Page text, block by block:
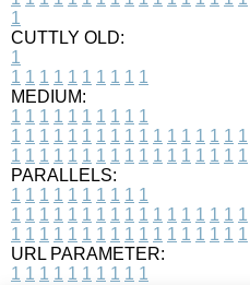
1
CUTTLY OLD:
1
1 1 1 1 1 1 1 1 1 1
MEDIUM:
1 1 1 1 1 1 1 1 1 1
1 1 1 1 1 1 1 1 1 1 1 1 1 1 1 1 1
1 1 1 1 1 1 1 1 1 1 1 1 1 1 1 1 1
PARALLELS:
1 1 1 1 1 1 1 1 1 1
1 1 1 1 1 1 1 1 1 1 1 1 1 1 1 1 1
1 1 1 1 1 1 1 1 1 1 1 1 1 1 1 1 1
URL PARAMETER:
1 1 1 1 1 1 1 1 1 1